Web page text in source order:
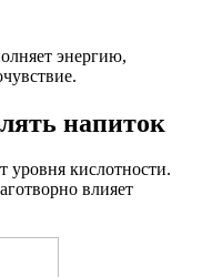
энергию,
напиток
уровня кислотности.
влияет